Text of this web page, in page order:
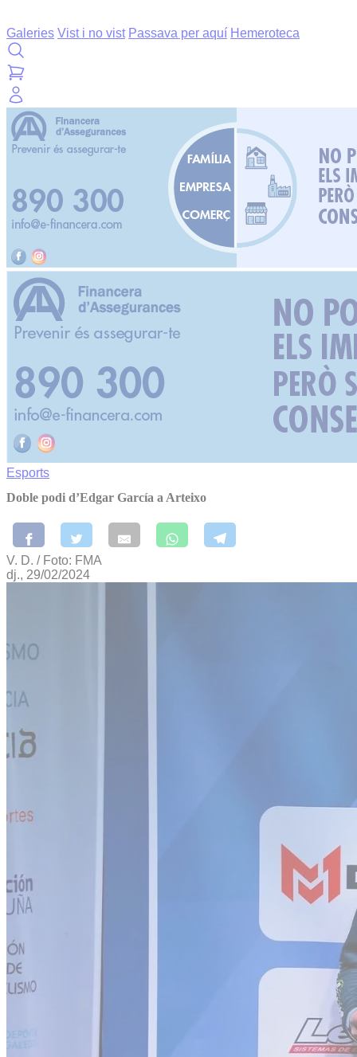
Galeries Vist i no vist Passava per aquí Hemeroteca
Esports
Doble podi d’Edgar García a Arteixo
V. D. / Foto: FMA
dj., 29/02/2024